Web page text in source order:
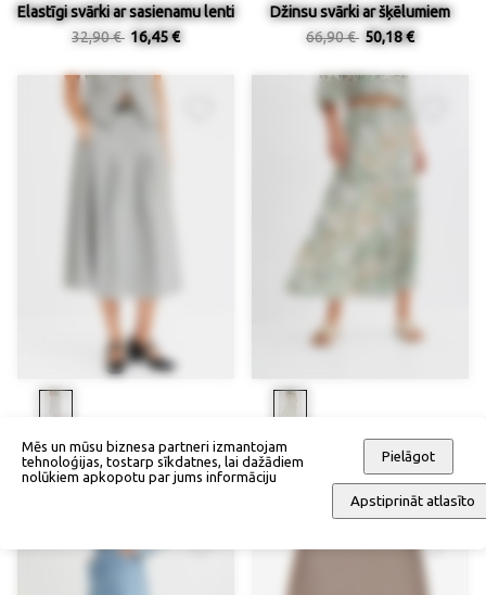
Elastīgi svārki ar sasienamu lenti
32,90 € 16,45 €
Džinsu svārki ar šķēlumiem
66,90 € 50,18 €
Svārki ar ielocēm
67,90 € 33,95 €
Svārki ar apdruku
15,87 €
Mēs un mūsu biznesa partneri izmantojam
tehnoloģijas, tostarp sīkdatnes, lai dažādiem
nolūkiem apkopotu par jums informāciju
Pielāgot
Apstiprināt atlasīto